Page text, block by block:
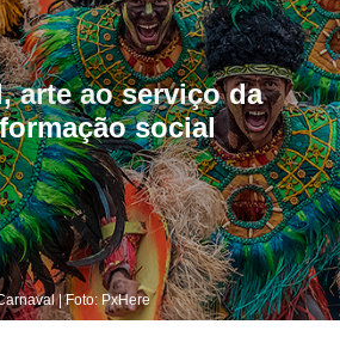
arte ao serviço da
social
| Foto: PxHere